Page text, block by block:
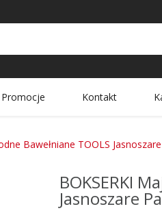
Promocje Kontakt
Bawełniane TOOLS
BOKSERKI
Jasnoszare